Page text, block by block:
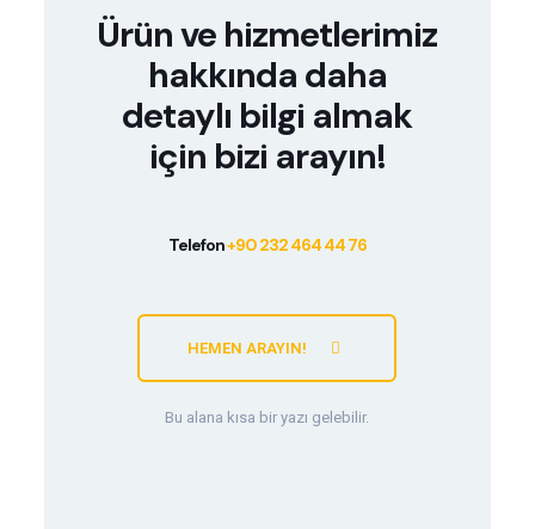
Ürün ve hizmetlerimiz
hakkında daha
detaylı bilgi almak
için bizi arayın!
Telefon+90 232 464 44 76
HEMEN ARAYIN!
Bu alana kısa bir yazı gelebilir.